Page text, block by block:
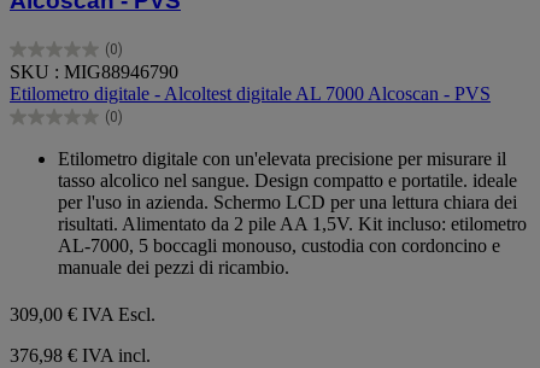
(0)
0.0
su
5
stelle.
SKU : MIG88946790
Etilometro digitale - Alcoltest digitale AL 7000 Alcoscan - PVS
(0)
0.0
Etilometro digitale con un'elevata precisione per misurare il
tasso alcolico nel sangue. Design compatto e portatile. ideale
per l'uso in azienda. Schermo LCD per una lettura chiara dei
risultati. Alimentato da 2 pile AA 1,5V. Kit incluso: etilometro
AL-7000, 5 boccagli monouso, custodia con cordoncino e
manuale dei pezzi di ricambio.
309,00 € IVA Escl.
376,98 € IVA incl.